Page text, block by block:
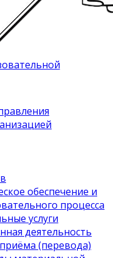
обеспечение и
процесса
услуги
деятельность
(перевода)